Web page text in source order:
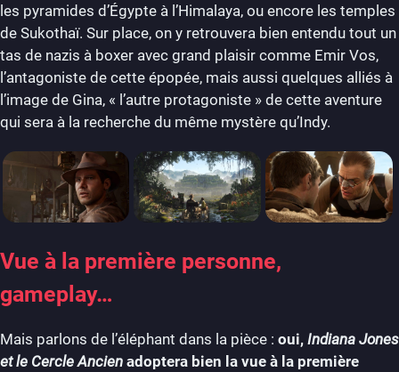
les pyramides d’Égypte à l’Himalaya, ou encore les temples
de Sukothaï. Sur place, on y retrouvera bien entendu tout un
tas de nazis à boxer avec grand plaisir comme Emir Vos,
l’antagoniste de cette épopée, mais aussi quelques alliés à
l’image de Gina, « l’autre protagoniste » de cette aventure
qui sera à la recherche du même mystère qu’Indy.
Vue à la première personne,
gameplay…
Mais parlons de l’éléphant dans la pièce : oui, Indiana Jones
et le Cercle Ancien adoptera bien la vue à la première